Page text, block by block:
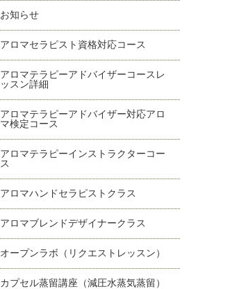
お知らせ
アロマセラピスト資格対応コース
アロマテラピーアドバイザーコースレ
ッスン詳細
アロマテラピーアドバイザー対応アロ
マ検定コース
アロマテラピーインストラクターコー
ス
アロマハンドセラピストクラス
アロマブレンドデザイナークラス
オープンラボ（リクエストレッスン）
カプセル蒸留講座（減圧水蒸気蒸留）